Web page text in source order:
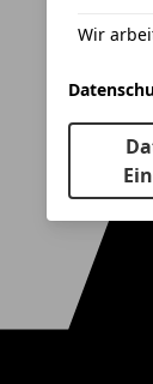
Wir